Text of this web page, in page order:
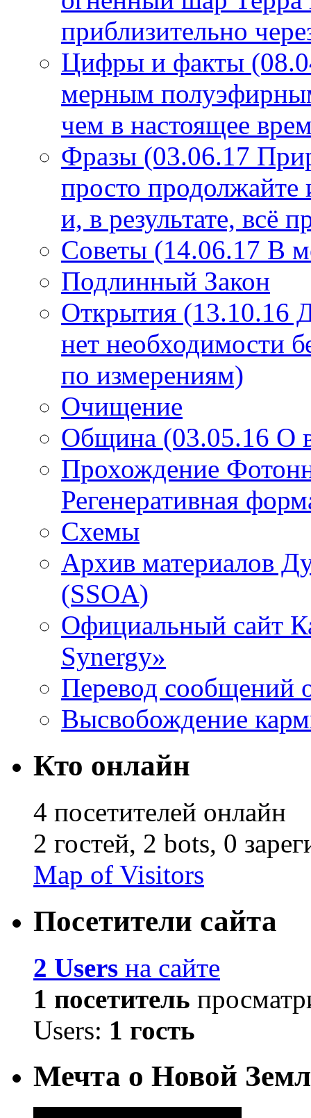
приблизительно
Цифры и факты
мерным
чем в настоящее
Фразы (03.06.17
просто продолжайте
и, в результате, всё
Советы (14.06.17 В
Подлинный Закон
Открытия (13.10.16
нет необходимости
по измерениям)
Очищение
Община (03.05.16 О
Прохождение
Регенеративная
Схемы
Архив материалов
(SSOA)
Официальный сайт
Synergy»
Перевод сообщений
Высвобождение
Кто онлайн
4 посетителей онлайн
2 гостей, 2 bots, 0
Map of Visitors
Посетители сайта
2 Users на сайте
1 посетитель
Users: 1 гость
Мечта о Новой